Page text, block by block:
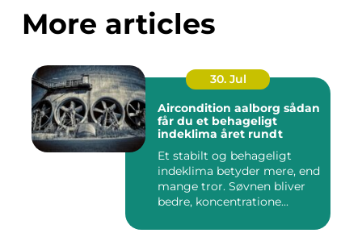
More articles
30. Jul
Aircondition aalborg sådan
får du et behageligt
indeklima året rundt
Et stabilt og behageligt
indeklima betyder mere, end
mange tror. Søvnen bliver
bedre, koncentratione...